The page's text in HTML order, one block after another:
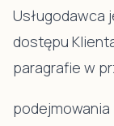
Usługodawca
dostępu
paragrafie w
podejmowania